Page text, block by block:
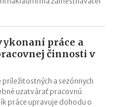
práce a
činnosti v
príležitostných a sezónnych
uzatvárať pracovnú
práce upravuje dohodu o